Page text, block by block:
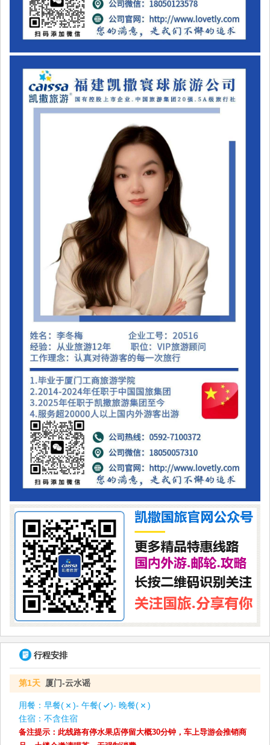
行程安排
第1天 厦门-云水谣
用餐： 早餐( )- 午餐( )- 晚餐(
)
住宿： 不含住宿
备注提示：此线路有停水果店停留大概30分钟，车上导游会推销商